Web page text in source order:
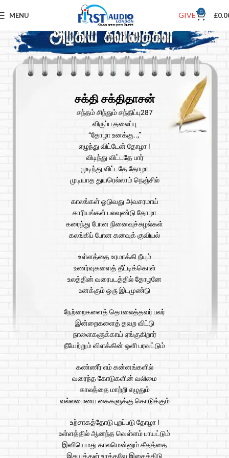
MENU GIVE 0 £
சக்தி சக்திதாசன்
சந்தம் சிந்தும் சந்திப்பு287
விருப்ப தலைப்பு
“தோழா உனக்கு..,”
எழுந்து விட்டேன் தோழா !
விடிந்து விட்டதே பார்
முடிந்து விட்டதே தோழா
முடியாத துயரெல்லாம் நெஞ்சில்
காலங்கள் ஓடுவது அவசரமாய்
காரியங்கள் பலவுண்டு தோழா
கரைந்து போன நினைவுச்சுழல்கள்
கலங்கிப் போன கனவுக் குவியல்
உள்ளத்தை உரமாக்கி நீயும்
உணர்வுகளைத் தீட்டிக்கொள்
உலத்தின் வரைபடத்தில் தோழனே
உனக்கும் ஒரு இடமுண்டு
நேற்றைகளைத் தொலைத்தவர் பலர்
இன்றைகளைத் தவற விட்டு
நாளைகளுக்காய் ஏங்குகிறார்
நீயேற்றும் விளக்கின் ஒளி பரவட்டும்
கண்ணீர் எம் கன்னங்களில்
வரைந்த கோடுகளின் வலிமை
காலத்தை மாற்றி எழுதும்
வல்லமையை கைகளுக்கு கொடுக்கும்
உற்சாகத்தோடு புறப்படு தோழா !
உள்ளத்தில் ஆனந்த வெள்ளம் பாயட்டும்
இனியெமது காலமென்னும் கீதத்தை
இதயத்துள் உரக்கவே இசைத்திடு